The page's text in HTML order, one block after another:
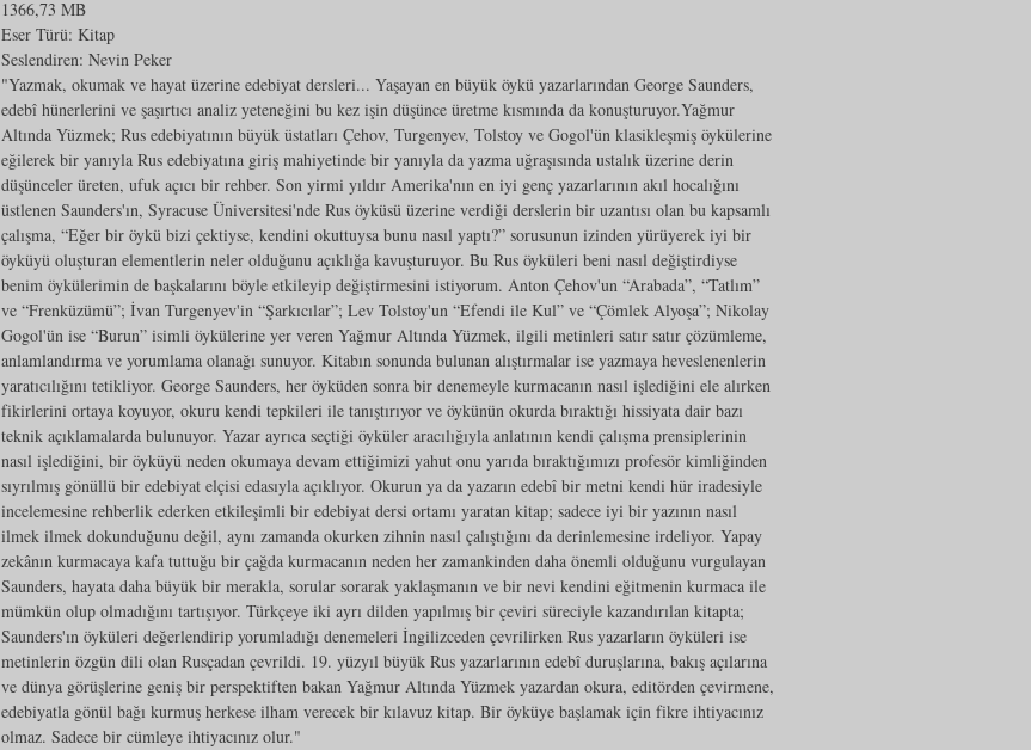
1366,73 MB
Eser Türü: Kitap
Seslendiren: Nevin Peker
"Yazmak, okumak ve hayat üzerine edebiyat dersleri... Yaşayan en büyük öykü yazarlarından George Saunders,
edebî hünerlerini ve şaşırtıcı analiz yeteneğini bu kez işin düşünce üretme kısmında da konuşturuyor. ​Yağmur
Altında Yüzmek; Rus edebiyatının büyük üstatları Çehov, Turgenyev, Tolstoy ve Gogol'ün klasikleşmiş öykülerine
eğilerek bir yanıyla Rus edebiyatına giriş mahiyetinde bir yanıyla da yazma uğraşısında ustalık üzerine derin
düşünceler üreten, ufuk açıcı bir rehber. Son yirmi yıldır Amerika'nın en iyi genç yazarlarının akıl hocalığını
üstlenen Saunders'ın, Syracuse Üniversitesi'nde Rus öyküsü üzerine verdiği derslerin bir uzantısı olan bu kapsamlı
çalışma, “Eğer bir öykü bizi çektiyse, kendini okuttuysa bunu nasıl yaptı?” sorusunun izinden yürüyerek iyi bir
öyküyü oluşturan elementlerin neler olduğunu açıklığa kavuşturuyor. Bu Rus öyküleri beni nasıl değiştirdiyse
benim öykülerimin de başkalarını böyle etkileyip değiştirmesini istiyorum. Anton Çehov'un “Arabada”, “Tatlım”
ve “Frenküzümü”; İvan Turgenyev'in “Şarkıcılar”; Lev Tolstoy'un “Efendi ile Kul” ve “Çömlek Alyoşa”; Nikolay
Gogol'ün ise “Burun” isimli öykülerine yer veren Yağmur Altında Yüzmek, ilgili metinleri satır satır çözümleme,
anlamlandırma ve yorumlama olanağı sunuyor. Kitabın sonunda bulunan alıştırmalar ise yazmaya heveslenenlerin
yaratıcılığını tetikliyor. George Saunders, her öyküden sonra bir denemeyle kurmacanın nasıl işlediğini ele alırken
fikirlerini ortaya koyuyor, okuru kendi tepkileri ile tanıştırıyor ve öykünün okurda bıraktığı hissiyata dair bazı
teknik açıklamalarda bulunuyor. Yazar ayrıca seçtiği öyküler aracılığıyla anlatının kendi çalışma prensiplerinin
nasıl işlediğini, bir öyküyü neden okumaya devam ettiğimizi yahut onu yarıda bıraktığımızı profesör kimliğinden
sıyrılmış gönüllü bir edebiyat elçisi edasıyla açıklıyor. Okurun ya da yazarın edebî bir metni kendi hür iradesiyle
incelemesine rehberlik ederken etkileşimli bir edebiyat dersi ortamı yaratan kitap; sadece iyi bir yazının nasıl
ilmek ilmek dokunduğunu değil, aynı zamanda okurken zihnin nasıl çalıştığını da derinlemesine irdeliyor. Yapay
zekânın kurmacaya kafa tuttuğu bir çağda kurmacanın neden her zamankinden daha önemli olduğunu vurgulayan
Saunders, hayata daha büyük bir merakla, sorular sorarak yaklaşmanın ve bir nevi kendini eğitmenin kurmaca ile
mümkün olup olmadığını tartışıyor. Türkçeye iki ayrı dilden yapılmış bir çeviri süreciyle kazandırılan kitapta;
Saunders'ın öyküleri değerlendirip yorumladığı denemeleri İngilizceden çevrilirken Rus yazarların öyküleri ise
metinlerin özgün dili olan Rusçadan çevrildi. 19. yüzyıl büyük Rus yazarlarının edebî duruşlarına, bakış açılarına
ve dünya görüşlerine geniş bir perspektiften bakan Yağmur Altında Yüzmek yazardan okura, editörden çevirmene,
edebiyatla gönül bağı kurmuş herkese ilham verecek bir kılavuz kitap. Bir öyküye başlamak için fikre ihtiyacınız
olmaz. Sadece bir cümleye ihtiyacınız olur."